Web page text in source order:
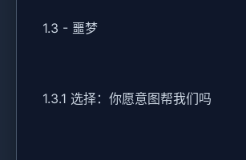
1.3 - 噩梦
1.3.1 选择：你愿意图帮我们吗